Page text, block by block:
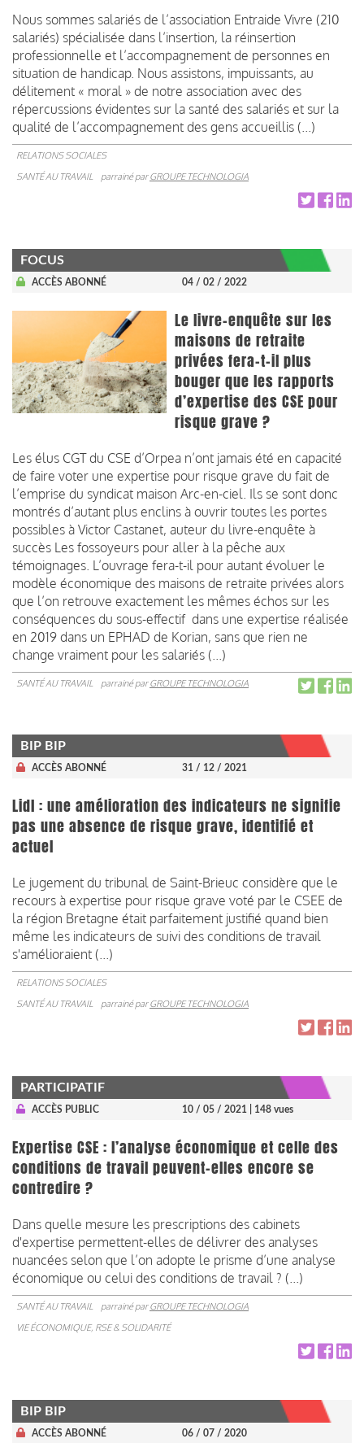
Nous sommes salariés de l’association Entraide Vivre (210
salariés) spécialisée dans l’insertion, la réinsertion
professionnelle et l’accompagnement de personnes en
situation de handicap. Nous assistons, impuissants, au
délitement « moral » de notre association avec des
répercussions évidentes sur la santé des salariés et sur la
qualité de l’accompagnement des gens accueillis (...)
RELATIONS SOCIALES
SANTÉ AU TRAVAIL
parrainé parGROUPE TECHNOLOGIA
FOCUS
ACCÈS ABONNÉ 04 / 02 / 2022
Le livre-enquête sur les
maisons de retraite
privées fera-t-il plus
bouger que les rapports
d’expertise des CSE pour
risque grave ?
Les élus CGT du CSE d’Orpea n’ont jamais été en capacité
de faire voter une expertise pour risque grave du fait de
l’emprise du syndicat maison Arc-en-ciel. Ils se sont donc
montrés d’autant plus enclins à ouvrir toutes les portes
possibles à Victor Castanet, auteur du livre-enquête à
succès Les fossoyeurs pour aller à la pêche aux
témoignages. L’ouvrage fera-t-il pour autant évoluer le
modèle économique des maisons de retraite privées alors
que l’on retrouve exactement les mêmes échos sur les
conséquences du sous-effectif dans une expertise réalisée
en 2019 dans un EPHAD de Korian, sans que rien ne
change vraiment pour les salariés (...)
SANTÉ AU TRAVAIL parrainé parGROUPE TECHNOLOGIA
BIP BIP
ACCÈS ABONNÉ 31 / 12 / 2021
Lidl : une amélioration des indicateurs ne signifie
pas une absence de risque grave, identifié et
actuel
Le jugement du tribunal de Saint-Brieuc considère que le
recours à expertise pour risque grave voté par le CSEE de
la région Bretagne était parfaitement justifié quand bien
même les indicateurs de suivi des conditions de travail
s'amélioraient (...)
RELATIONS SOCIALES
SANTÉ AU TRAVAIL
parrainé parGROUPE TECHNOLOGIA
PARTICIPATIF
ACCÈS PUBLIC 10 / 05 / 2021 | 148 vues
Expertise CSE : l’analyse économique et celle des
conditions de travail peuvent-elles encore se
contredire ?
Dans quelle mesure les prescriptions des cabinets
d'expertise permettent-elles de délivrer des analyses
nuancées selon que l’on adopte le prisme d’une analyse
économique ou celui des conditions de travail ? (...)
SANTÉ AU TRAVAIL parrainé parGROUPE TECHNOLOGIA
VIE ÉCONOMIQUE, RSE & SOLIDARITÉ
BIP BIP
ACCÈS ABONNÉ 06 / 07 / 2020